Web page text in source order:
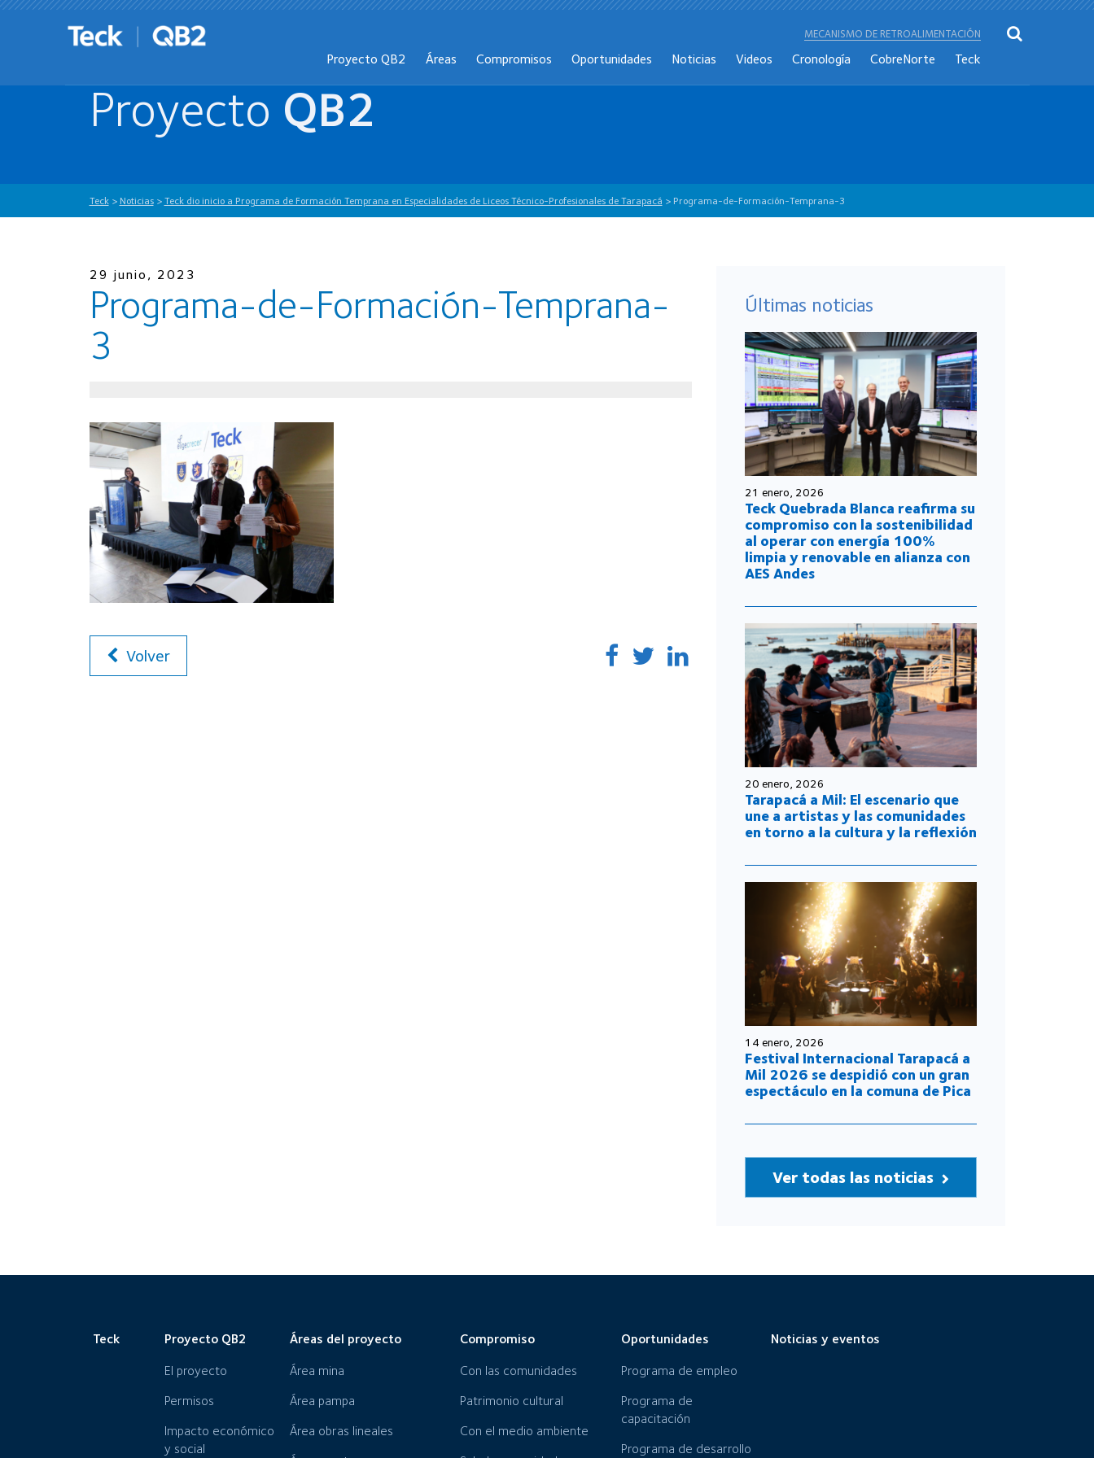
MECANISMO DE RETROALIMENTACIÓN
Proyecto QB2 Áreas Compromisos Oportunidades Noticias Videos Cronología CobreNorte Teck
Proyecto QB2
Teck> Noticias> Teck dio inicio a Programa de Formación Temprana en Especialidades de Liceos Técnico-Profesionales de Tarapacá > Programa-de-Formación-Temprana-3
29 junio, 2023
Programa-de-Formación-Temprana-
3
Volver
Últimas noticias
21 enero, 2026
Teck Quebrada Blanca reafirma su
compromiso con la sostenibilidad
al operar con energía 100%
limpia y renovable en alianza con
AES Andes
20 enero, 2026
Tarapacá a Mil: El escenario que
une a artistas y las comunidades
en torno a la cultura y la reflexión
14 enero, 2026
Festival Internacional Tarapacá a
Mil 2026 se despidió con un gran
espectáculo en la comuna de Pica
Ver todas las noticias
Teck Proyecto QB2
El proyecto
Permisos
Impacto económico
y social
Áreas del proyecto
Área mina
Área pampa
Área obras lineales
Compromiso
Con las comunidades
Patrimonio cultural
Con el medio ambiente
Oportunidades
Programa de empleo
Programa de
capacitación
Programa de desarrollo
Noticias y eventos